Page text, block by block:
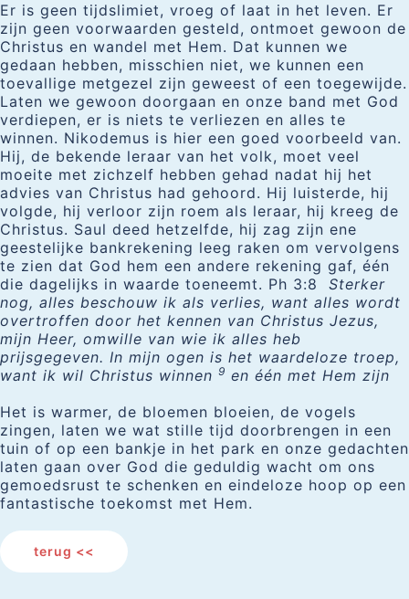
Er is geen tijdslimiet, vroeg of laat in het leven. Er
zijn geen voorwaarden gesteld, ontmoet gewoon de
Christus en wandel met Hem. Dat kunnen we
gedaan hebben, misschien niet, we kunnen een
toevallige metgezel zijn geweest of een toegewijde.
Laten we gewoon doorgaan en onze band met God
verdiepen, er is niets te verliezen en alles te
winnen. Nikodemus is hier een goed voorbeeld van.
Hij, de bekende leraar van het volk, moet veel
moeite met zichzelf hebben gehad nadat hij het
advies van Christus had gehoord. Hij luisterde, hij
volgde, hij verloor zijn roem als leraar, hij kreeg de
Christus. Saul deed hetzelfde, hij zag zijn ene
geestelijke bankrekening leeg raken om vervolgens
te zien dat God hem een andere rekening gaf, één
die dagelijks in waarde toeneemt. Ph 3:8 Sterker
nog, alles beschouw ik als verlies, want alles wordt
overtroffen door het kennen van Christus Jezus,
mijn Heer, omwille van wie ik alles heb
prijsgegeven. In mijn ogen is het waardeloze troep,
want ik wil Christus winnen 9 en één met Hem zijn
Het is warmer, de bloemen bloeien, de vogels
zingen, laten we wat stille tijd doorbrengen in een
tuin of op een bankje in het park en onze gedachten
laten gaan over God die geduldig wacht om ons
gemoedsrust te schenken en eindeloze hoop op een
fantastische toekomst met Hem.
terug <<